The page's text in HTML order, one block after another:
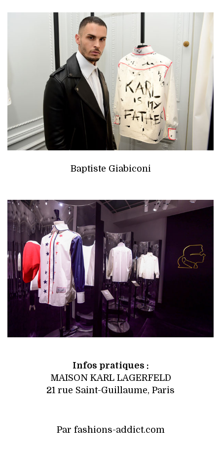
Baptiste Giabiconi
Infos pratiques :
MAISON KARL LAGERFELD
21 rue Saint-Guillaume, Paris
Par fashions-addict.com